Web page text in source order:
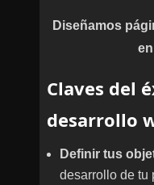
Diseñamos
Claves del
desarrollo
Definir tus
desarrollo de tu